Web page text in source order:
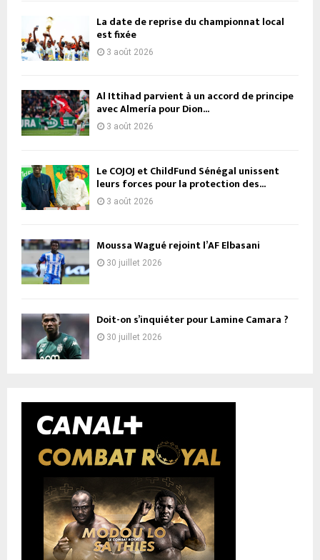
La date de reprise du championnat local
est fixée
3 août 2026
Al Ittihad parvient à un accord de principe
avec Almería pour Dion...
3 août 2026
Le COJOJ et ChildFund Sénégal unissent
leurs forces pour la protection des...
3 août 2026
Moussa Wagué rejoint l’AF Elbasani
30 juillet 2026
Doit-on s’inquiéter pour Lamine Camara ?
30 juillet 2026